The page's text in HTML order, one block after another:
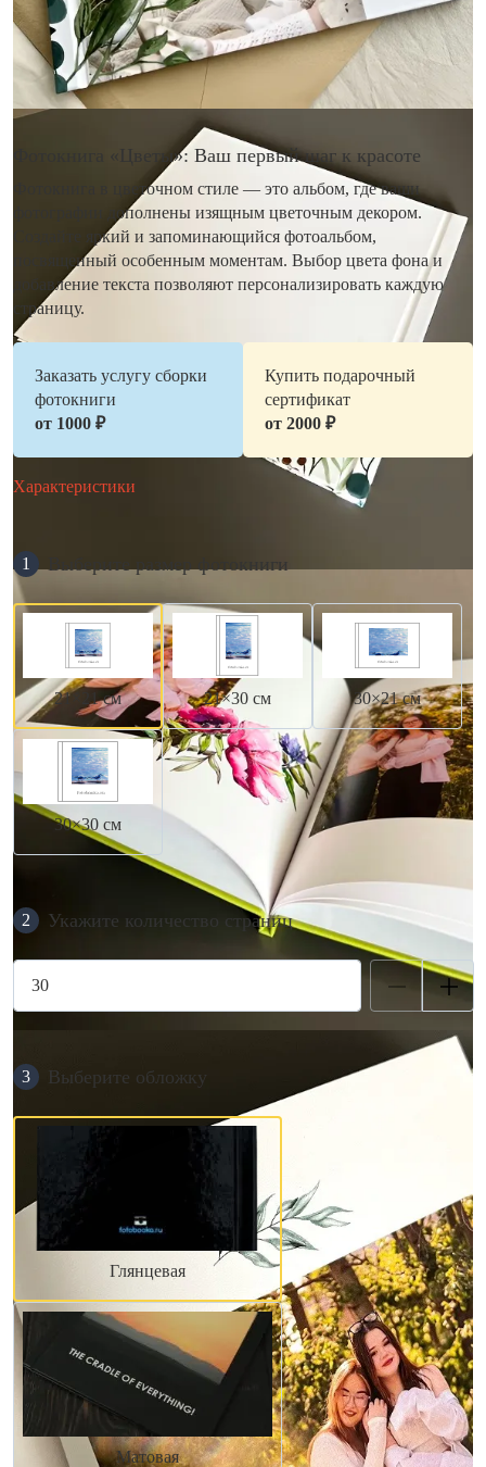
Фотокнига «Цветы»: Ваш первый шаг к красоте
Фотокнига в цветочном стиле — это альбом, где ваши
фотографии дополнены изящным цветочным декором.
Создайте яркий и запоминающийся фотоальбом,
посвященный особенным моментам. Выбор цвета фона и
добавление текста позволяют персонализировать каждую
страницу.
Заказать услугу сборки
фотокниги
от 1000 ₽
Купить подарочный
сертификат
от 2000 ₽
Характеристики
1 Выберите размер фотокниги
21×21 см 21×30 см 30×21 см
30×30 см
2 Укажите количество страниц
3 Выберите обложку
Глянцевая
Матовая